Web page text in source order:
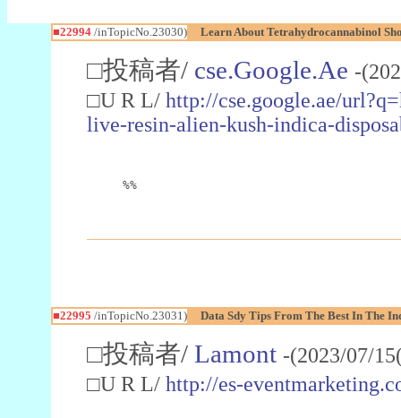
■22994/inTopicNo.23030) Learn About Tetrahydrocannabinol
□投稿者/ cse.Google.Ae -
□U R L/ http://cse.google.ae/
live-resin-alien-kush-indica-
%%
■22995 /inTopicNo.23031) Data Sdy Tips From The Best In The
□投稿者/ Lamont -(2023/07/
□U R L/ http://es-